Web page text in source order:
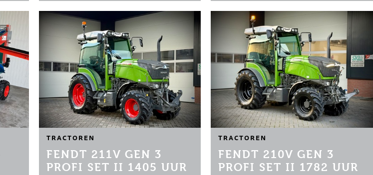
TRACTOREN
FENDT 211V GEN 3
PROFI SET II 1405 UUR
TRACTOREN
FENDT 210V GEN 3
PROFI SET II 1782 UUR